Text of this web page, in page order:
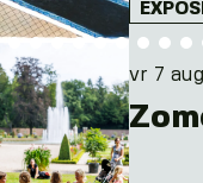
vr 7